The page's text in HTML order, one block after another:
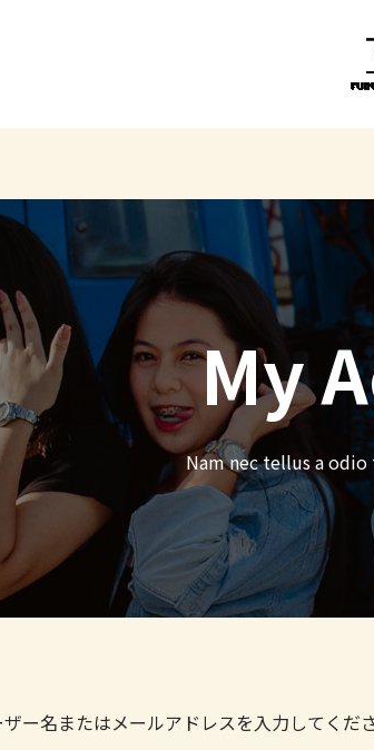
My
Nam nec tellus a
ー名またはメールアドレスを入力してくだ